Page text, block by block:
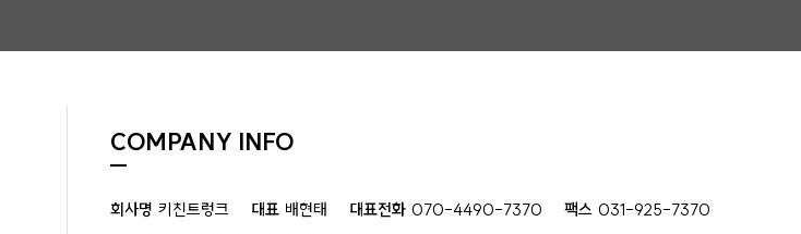
COMPANY INFO
회사명 키친트렁크 대표 배현태 대표전화 070-4490-7370 팩스 031-925-7370